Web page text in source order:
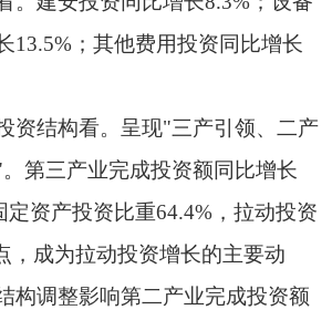
的核心动力。国有经济控股
发投资拉动有力。1-11月，全
同比增长56%，房地产开发
重30.9%。
程完成投资同比增长